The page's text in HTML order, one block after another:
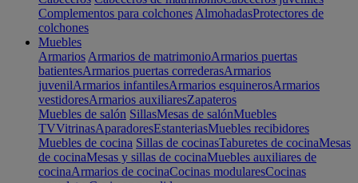
Complementos para colchones AlmohadasProtectores de
colchones
Muebles
Armarios Armarios de matrimonioArmarios puertas
batientesArmarios puertas correderasArmarios
juvenilArmarios infantilesArmarios esquinerosArmarios
vestidoresArmarios auxiliaresZapateros
Muebles de salón SillasMesas de salónMuebles
TVVitrinasAparadoresEstanteriasMuebles recibidores
Muebles de cocina Sillas de cocinasTaburetes de cocinaMesas
de cocinaMesas y sillas de cocinaMuebles auxiliares de
cocinaArmarios de cocinaCocinas modularesCocinas